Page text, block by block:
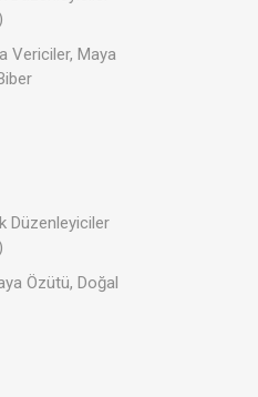
Vericiler, Maya
Düzenleyiciler
Özütü, Doğal